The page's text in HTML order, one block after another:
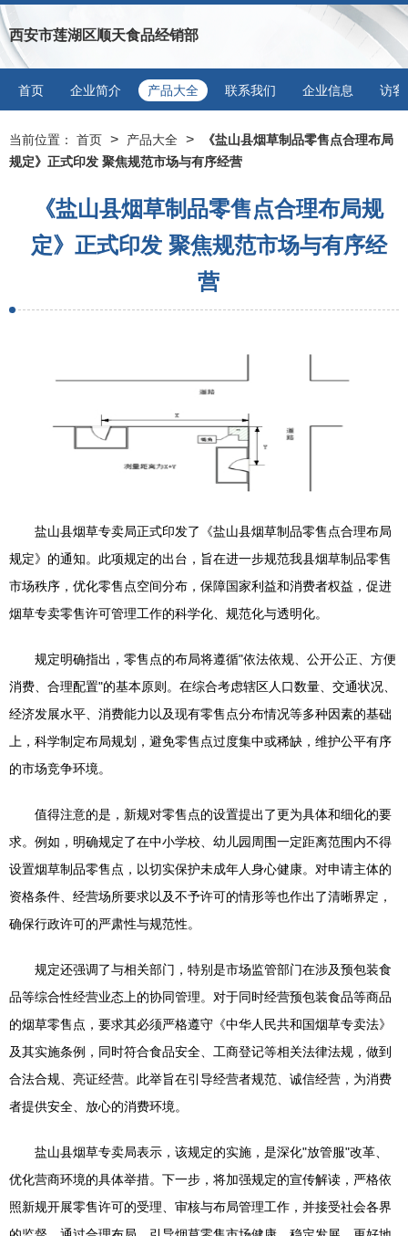
西安市莲湖区顺天食品经销部
首页 企业简介 产品大全 联系我们 企业信息 访客
当前位置： 首页 > 产品大全 >
《盐山县烟草制品零售点合理布局
规定》正式印发 聚焦规范市场与有序经营
《盐山县烟草制品零售点合理布局规
定》正式印发 聚焦规范市场与有序经
营
盐山县烟草专卖局正式印发了《盐山县烟草制品零售点合理布局
规定》的通知。此项规定的出台，旨在进一步规范我县烟草制品零售
市场秩序，优化零售点空间分布，保障国家利益和消费者权益，促进
烟草专卖零售许可管理工作的科学化、规范化与透明化。
规定明确指出，零售点的布局将遵循"依法依规、公开公正、方便
消费、合理配置"的基本原则。在综合考虑辖区人口数量、交通状况、
经济发展水平、消费能力以及现有零售点分布情况等多种因素的基础
上，科学制定布局规划，避免零售点过度集中或稀缺，维护公平有序
的市场竞争环境。
值得注意的是，新规对零售点的设置提出了更为具体和细化的要
求。例如，明确规定了在中小学校、幼儿园周围一定距离范围内不得
设置烟草制品零售点，以切实保护未成年人身心健康。对申请主体的
资格条件、经营场所要求以及不予许可的情形等也作出了清晰界定，
确保行政许可的严肃性与规范性。
规定还强调了与相关部门，特别是市场监管部门在涉及预包装食
品等综合性经营业态上的协同管理。对于同时经营预包装食品等商品
的烟草零售点，要求其必须严格遵守《中华人民共和国烟草专卖法》
及其实施条例，同时符合食品安全、工商登记等相关法律法规，做到
合法合规、亮证经营。此举旨在引导经营者规范、诚信经营，为消费
者提供安全、放心的消费环境。
盐山县烟草专卖局表示，该规定的实施，是深化"放管服"改革、
优化营商环境的具体举措。下一步，将加强规定的宣传解读，严格依
照新规开展零售许可的受理、审核与布局管理工作，并接受社会各界